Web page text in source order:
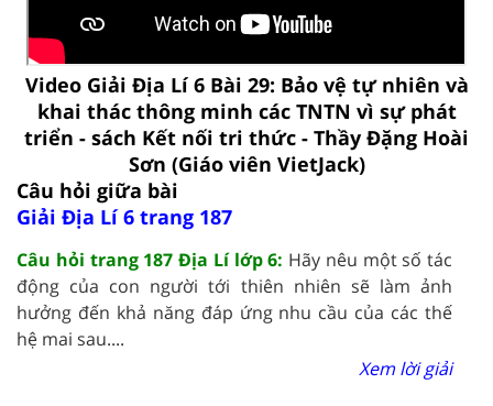
Video Giải Địa Lí 6 Bài 29: Bảo vệ tự nhiên và
khai thác thông minh các TNTN vì sự phát
triển - sách Kết nối tri thức - Thầy Đặng Hoài
Sơn (Giáo viên VietJack)
Câu hỏi giữa bài
Giải Địa Lí 6 trang 187
Câu hỏi trang 187 Địa Lí lớp 6: Hãy nêu một số tác
động của con người tới thiên nhiên sẽ làm ảnh
hưởng đến khả năng đáp ứng nhu cầu của các thế
hệ mai sau....
Xem lời giải